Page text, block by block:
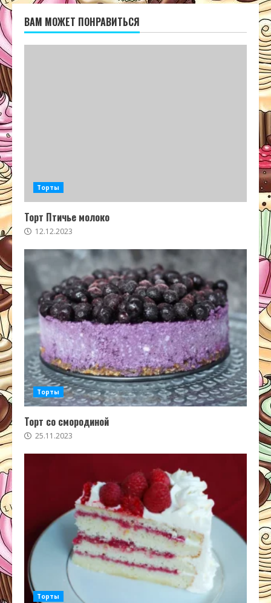
ВАМ МОЖЕТ ПОНРАВИТЬСЯ
Торты
Торт Птичье молоко
12.12.2023
Торты
Торт со смородиной
25.11.2023
Торты